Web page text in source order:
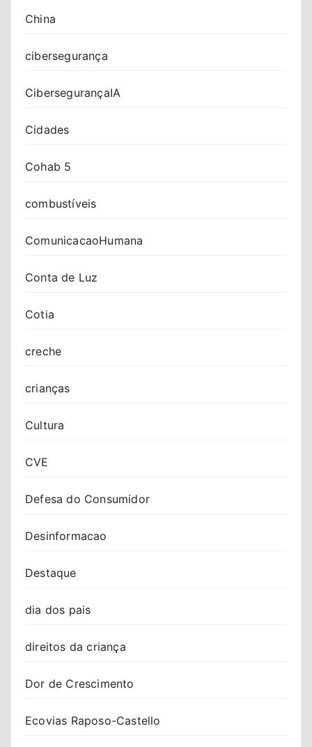
China
cibersegurança
CibersegurançaIA
Cidades
Cohab 5
combustíveis
ComunicacaoHumana
Conta de Luz
Cotia
creche
crianças
Cultura
CVE
Defesa do Consumidor
Desinformacao
Destaque
dia dos pais
direitos da criança
Dor de Crescimento
Ecovias Raposo-Castello